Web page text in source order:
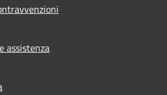
assistenza